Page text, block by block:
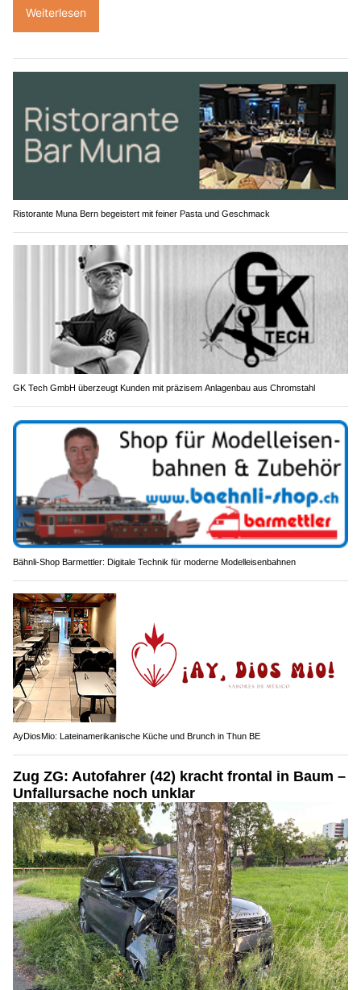
Weiterlesen
Ristorante Muna Bern begeistert mit feiner Pasta und Geschmack
GK Tech GmbH überzeugt Kunden mit präzisem Anlagenbau aus Chromstahl
Bähnli-Shop Barmettler: Digitale Technik für moderne Modelleisenbahnen
AyDiosMio: Lateinamerikanische Küche und Brunch in Thun BE
Zug ZG: Autofahrer (42) kracht frontal in Baum –
Unfallursache noch unklar